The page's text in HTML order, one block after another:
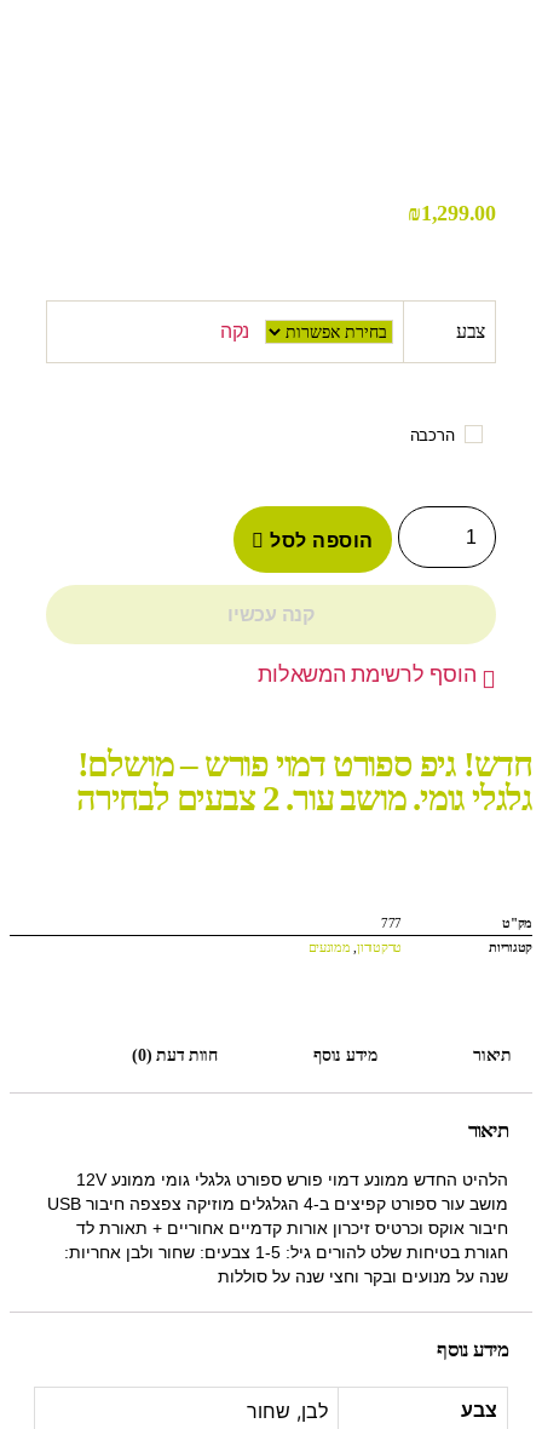
₪1,299.00
צבע נקה
הרכבה
הוספה לסל
קנה עכשיו
הוסף לרשימת המשאלות
חדש! גיפ ספורט דמוי פורש – מושלם!
גלגלי גומי. מושב עור. 2 צבעים לבחירה
מק"ט
777
קטגוריות
טרקטורון, ממונעים
תיאור מידע נוסף חוות דעת (0)
תיאור
הלהיט החדש ממונע דמוי פורש ספורט גלגלי גומי ממונע 12V
מושב עור ספורט קפיצים ב-4 הגלגלים מוזיקה צפצפה חיבור USB
חיבור אוקס וכרטיס זיכרון אורות קדמיים אחוריים + תאורת לד
חגורת בטיחות שלט להורים גיל: 1-5 צבעים: שחור ולבן אחריות:
שנה על מנועים ובקר וחצי שנה על סוללות
מידע נוסף
צבע לבן, שחור